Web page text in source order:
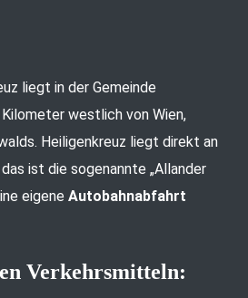
liegt in der Gemeinde
westlich von Wien,
Heiligenkreuz liegt direkt an
das ist die sogenannte „Allander
eigene Autobahnabfahrt
Verkehrsmitteln: